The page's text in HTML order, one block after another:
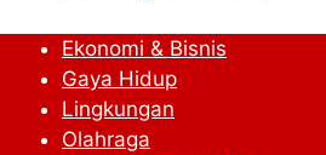
Ekonomi & Bisnis
Gaya Hidup
Lingkungan
Olahraga